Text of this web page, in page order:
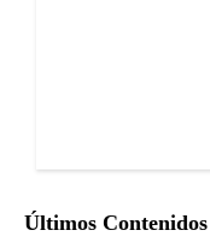
Últimos Contenidos